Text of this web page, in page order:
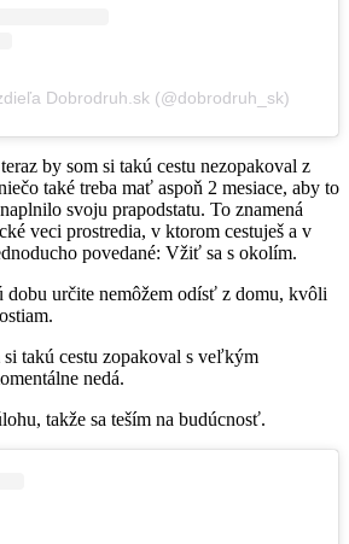
Dobrodruh.sk (@dobrodruh_sk)
by som si takú cestu nezopakoval z
také treba mať aspoň 2 mesiace, aby to
svoju prapodstatu. To znamená
veci prostredia, v ktorom cestuješ a v
povedané: Vžiť sa s okolím.
dobu určite nemôžem odísť z domu, kvôli
takú cestu zopakoval s veľkým
nedá.
takže sa teším na budúcnosť.